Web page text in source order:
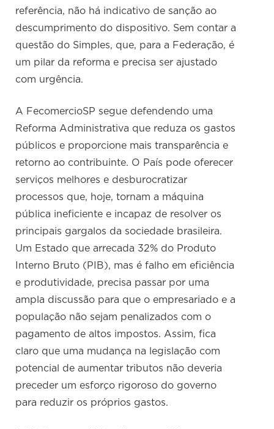
referência, não há indicativo de sanção ao
descumprimento do dispositivo. Sem contar a
questão do Simples, que, para a Federação, é
um pilar da reforma e precisa ser ajustado
com urgência.
A FecomercioSP segue defendendo uma
Reforma Administrativa que reduza os gastos
públicos e proporcione mais transparência e
retorno ao contribuinte. O País pode oferecer
serviços melhores e desburocratizar
processos que, hoje, tornam a máquina
pública ineficiente e incapaz de resolver os
principais gargalos da sociedade brasileira.
Um Estado que arrecada 32% do Produto
Interno Bruto (PIB), mas é falho em eficiência
e produtividade, precisa passar por uma
ampla discussão para que o empresariado e a
população não sejam penalizados com o
pagamento de altos impostos. Assim, fica
claro que uma mudança na legislação com
potencial de aumentar tributos não deveria
preceder um esforço rigoroso do governo
para reduzir os próprios gastos.